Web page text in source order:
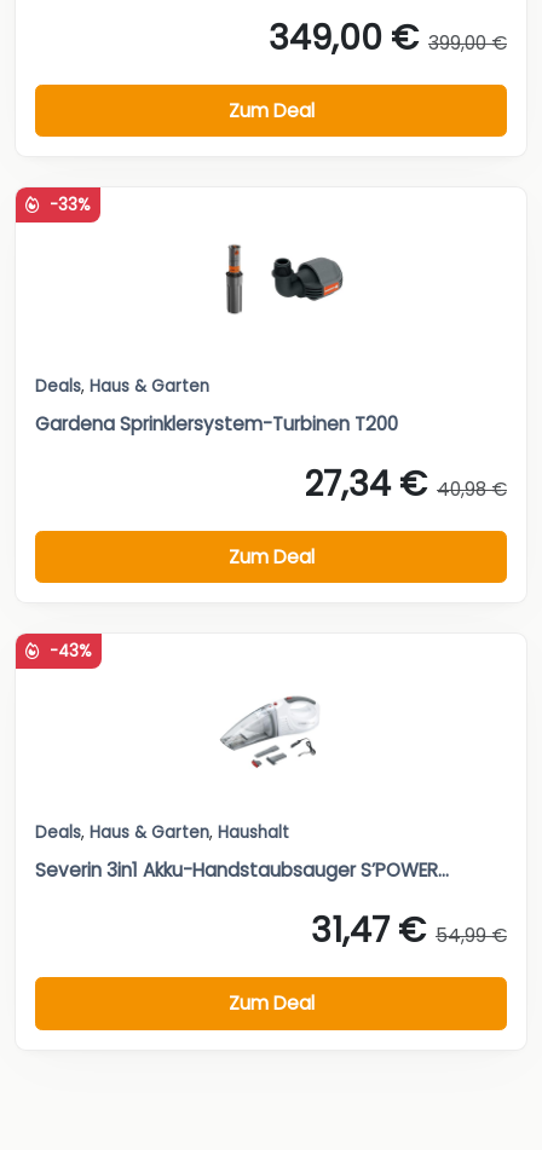
349,00 € 399,00 €
Zum Deal
-33%
Deals, Haus & Garten
Gardena Sprinklersystem-Turbinen T200
27,34 € 40,98 €
Zum Deal
-43%
Deals, Haus & Garten, Haushalt
Severin 3in1 Akku-Handstaubsauger S’POWER...
31,47 € 54,99 €
Zum Deal